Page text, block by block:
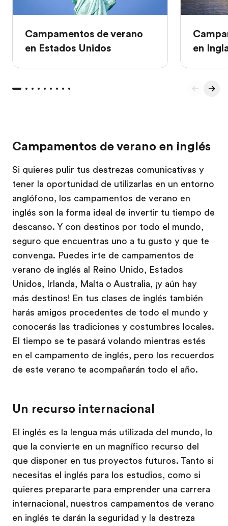
Campamentos de verano
en Estados Unidos
en
Campamentos de verano en inglés
Si quieres pulir tus destrezas comunicativas y
tener la oportunidad de utilizarlas en un entorno
anglófono, los campamentos de verano en
inglés son la forma ideal de invertir tu tiempo de
descanso. Y con destinos por todo el mundo,
seguro que encuentras uno a tu gusto y que te
convenga. Puedes irte de campamentos de
verano de inglés al Reino Unido, Estados
Unidos, Irlanda, Malta o Australia, ¡y aún hay
más destinos! En tus clases de inglés también
harás amigos procedentes de todo el mundo y
conocerás las tradiciones y costumbres locales.
El tiempo se te pasará volando mientras estés
en el campamento de inglés, pero los recuerdos
de este verano te acompañarán todo el año.
Un recurso internacional
El inglés es la lengua más utilizada del mundo, lo
que la convierte en un magnífico recurso del
que disponer en tus proyectos futuros. Tanto si
necesitas el inglés para los estudios, como si
quieres prepararte para emprender una carrera
internacional, nuestros campamentos de verano
en inglés te darán la seguridad y la destreza